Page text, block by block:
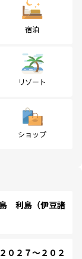
宿泊
リゾート
ショップ
利島（伊豆諸
２７～２０２